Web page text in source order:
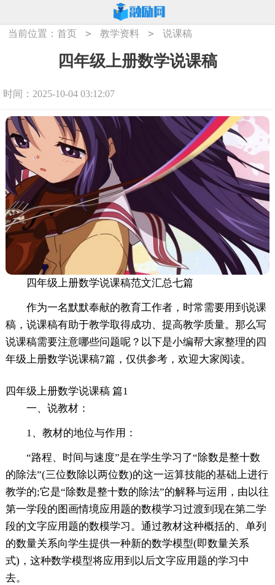
当前位置：首页 > 教学资料 > 说课稿
四年级上册数学说课稿
时间：2025-10-04 03:12:07
四年级上册数学说课稿范文汇总七篇
作为一名默默奉献的教育工作者，时常需要用到说课
稿，说课稿有助于教学取得成功、提高教学质量。那么写
说课稿需要注意哪些问题呢？以下是小编帮大家整理的四
年级上册数学说课稿7篇，仅供参考，欢迎大家阅读。
四年级上册数学说课稿 篇1
一、说教材：
1、教材的地位与作用：
“路程、时间与速度”是在学生学习了“除数是整十数
的除法”(三位数除以两位数)的这一运算技能的基础上进行
教学的;它是“除数是整十数的除法”的解释与运用，由以往
第一学段的图画情境应用题的数模学习过渡到现在第二学
段的文字应用题的数模学习。通过教材这种概括的、单列
的数量关系向学生提供一种新的数学模型(即数量关系
式)，这种数学模型将应用到以后文字应用题的学习中
去。